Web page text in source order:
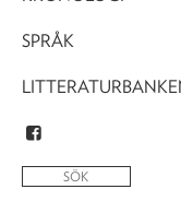
SPRÅK